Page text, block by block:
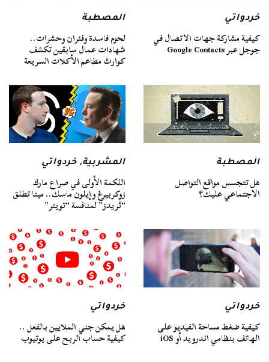
خردواتي
كيفية مشاركة جهات الاتصال في
جوجل عبر Google Contacts
المصطبة
لحوم فاسدة وفئران وحشرات..
شهادات عمال سابقين تكشف
كوارث مطاعم الأكلات السريعة
المصطبة
هل تتجسس مواقع التواصل
الاجتماعي عليك؟
المشربية,خردواتي
اللكمة الأولى في صراع مارك
زوكربيرغ وإيلون ماسك.. ميتا تطلق
“ثريدز” لمنافسة “تويتر”
خردواتي
كيفية ضغط مساحة الفيديو على
الهاتف بنظامي اندرويد أو iOS
خردواتي
هل يمكن جني الملايين بالفعل ..
كيفية حساب الربح على يوتيوب